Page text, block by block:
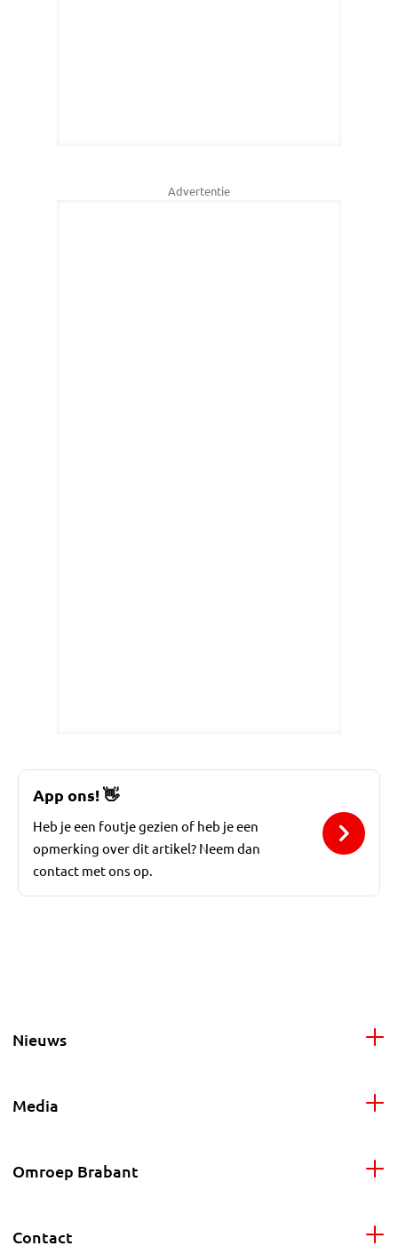
Advertentie
App ons!👋
Heb je een foutje gezien of heb je een
opmerking over dit artikel? Neem dan
contact met ons op.
Nieuws
Media
Omroep Brabant
Contact